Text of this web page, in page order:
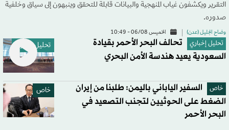
التقرير ويكشفون غياب المنهجية والبيانات قابلة للتحقق وينبهون إلى سياق وخلفية
صدوره.
وضاح الجليل (عدن) الخميس 06/08 - 10:49
تحليل إخباري تحليل إخباري
تحالف البحر الأحمر بقيادة
السعودية يعيد هندسة الأمن البحري
خاص خاص
السفير الياباني باليمن: طلبنا من إيران
الضغط على الحوثيين لتجنب التصعيد في
البحر الأحمر